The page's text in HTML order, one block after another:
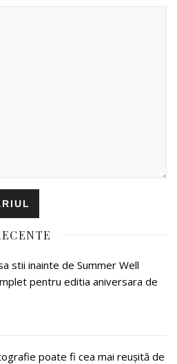
stii inainte de Summer Well
pentru editia aniversara de
poate fi cea mai reușită de